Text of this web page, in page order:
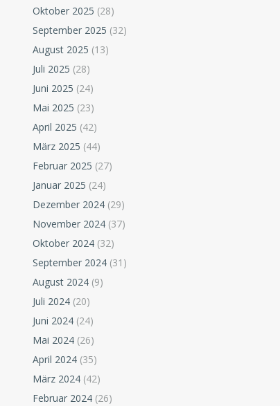
Oktober 2025 (28)
September 2025 (32)
August 2025 (13)
Juli 2025 (28)
Juni 2025 (24)
Mai 2025 (23)
April 2025 (42)
März 2025 (44)
Februar 2025 (27)
Januar 2025 (24)
Dezember 2024 (29)
November 2024 (37)
Oktober 2024 (32)
September 2024 (31)
August 2024 (9)
Juli 2024 (20)
Juni 2024 (24)
Mai 2024 (26)
April 2024 (35)
März 2024 (42)
Februar 2024 (26)